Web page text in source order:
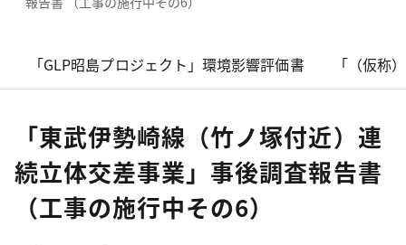
「GLP昭島プロジェクト」環境影響評価書 「（仮称
「東武伊勢崎線（竹ノ塚付近）連
続立体交差事業」事後調査報告書
（工事の施行中その6）